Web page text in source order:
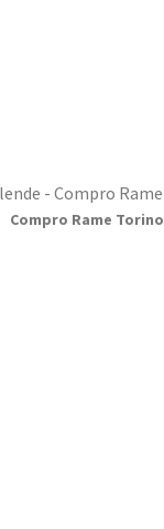
Compro Rame Torino